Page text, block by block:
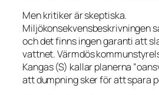
Men kritiker är skeptiska.
Miljökonsekvensbeskrivningen
och det finns ingen garanti att
vattnet. Värmdös
Kangas (S) kallar planerna
att dumpning sker för att spara